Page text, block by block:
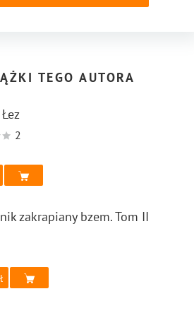
TEGO AUTORA
2
zakrapiany bzem. Tom II